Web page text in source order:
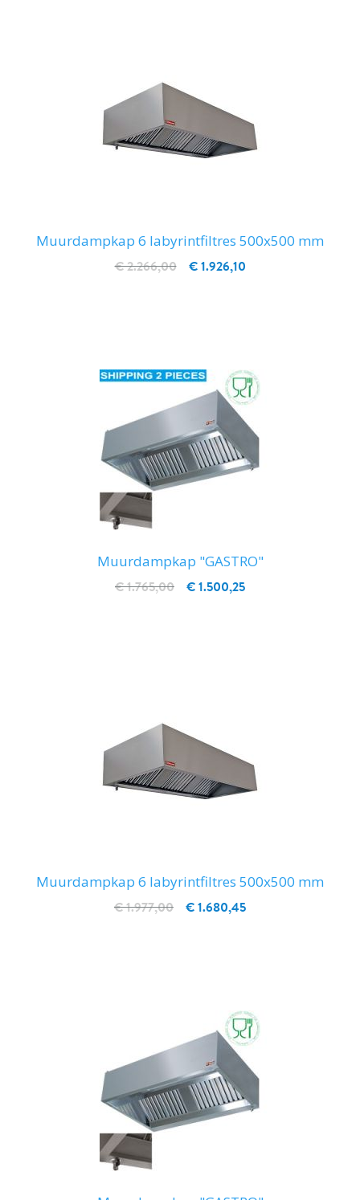
Muurdampkap 6 labyrintfiltres 500x500 mm
€ 1.926,10
€ 2.266,00
Muurdampkap "GASTRO"
€ 1.500,25
€ 1.765,00
Muurdampkap 6 labyrintfiltres 500x500 mm
€ 1.680,45
€ 1.977,00